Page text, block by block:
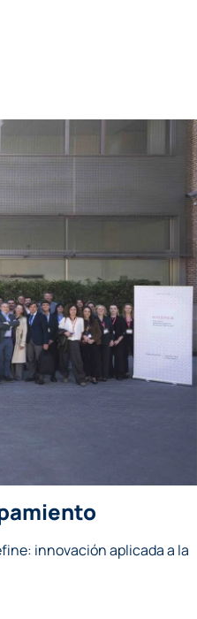
innovación aplicada a la